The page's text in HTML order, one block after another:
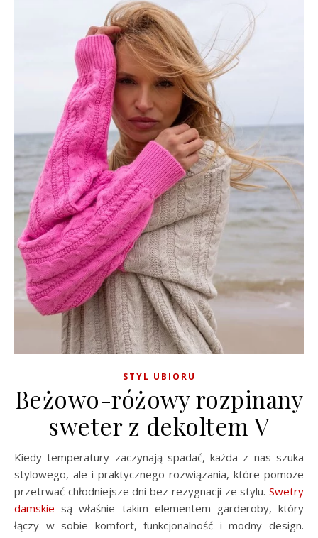
STYL UBIORU
Beżowo-różowy rozpinany
sweter z dekoltem V
Kiedy temperatury zaczynają spadać, każda z nas szuka
stylowego, ale i praktycznego rozwiązania, które pomoże
przetrwać chłodniejsze dni bez rezygnacji ze stylu. Swetry
damskie są właśnie takim elementem garderoby, który
łączy w sobie komfort, funkcjonalność i modny design.